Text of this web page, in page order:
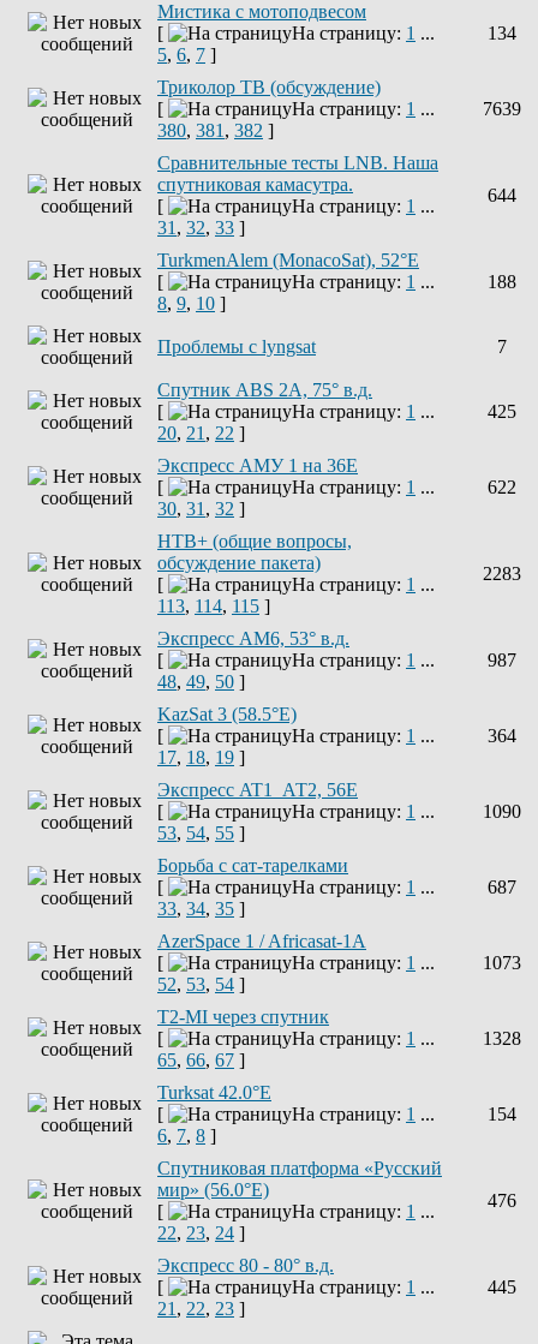
Мистика с мотоподвесом
[
На страницу: 1 ...
5, 6, 7 ]
134
Триколор ТВ (обсуждение)
[
На страницу: 1 ...
380, 381 , 382 ]
7639
Сравнительные тесты LNB. Наша
спутниковая камасутра.
[
На страницу: 1 ...
31 , 32, 33 ]
644
TurkmenAlem (MonacoSat), 52°E
[
На страницу: 1 ...
8, 9, 10 ]
188
Проблемы с lyngsat 7
Спутник ABS 2A, 75° в.д.
[
На страницу: 1 ...
20, 21 , 22 ]
425
Экспресс АМУ 1 на 36Е
[
На страницу: 1 ...
30, 31 , 32 ]
622
НТВ+ (общие вопросы,
обсуждение пакета)
[
На страницу: 1 ...
113, 114, 115 ]
2283
Экспресс AM6, 53° в.д.
[
На страницу: 1 ...
48, 49, 50 ]
987
KazSat 3 (58.5°E)
[
На страницу: 1 ...
17, 18, 19 ]
364
Экспресс AT1_АТ2, 56E
[
На страницу: 1 ...
53, 54, 55 ]
1090
Борьба с сат-тарелками
[
На страницу: 1 ...
33, 34, 35 ]
687
AzerSpace 1 / Africasat-1A
[
На страницу: 1 ...
52, 53, 54 ]
1073
T2-MI через спутник
[
На страницу: 1 ...
65, 66, 67 ]
1328
Turksat 42.0°E
[
На страницу: 1 ...
6, 7, 8 ]
154
Спутниковая платформа «Русский
мир» (56.0°E)
[
На страницу: 1 ...
22, 23, 24 ]
476
Экспресс 80 - 80° в.д.
[
На страницу: 1 ...
21 , 22, 23 ]
445